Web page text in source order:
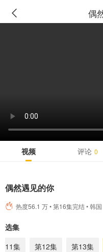
偶
视频 评论 0
偶然遇见的你
热度56.1 万 • 第16集完结 • 韩国
选集
11集
第12集 第13集